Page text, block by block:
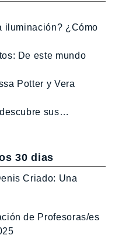
iluminación? ¿Cómo
De este mundo
Potter y Vera
sus…
30 dias
Criado: Una
de Profesoras/es